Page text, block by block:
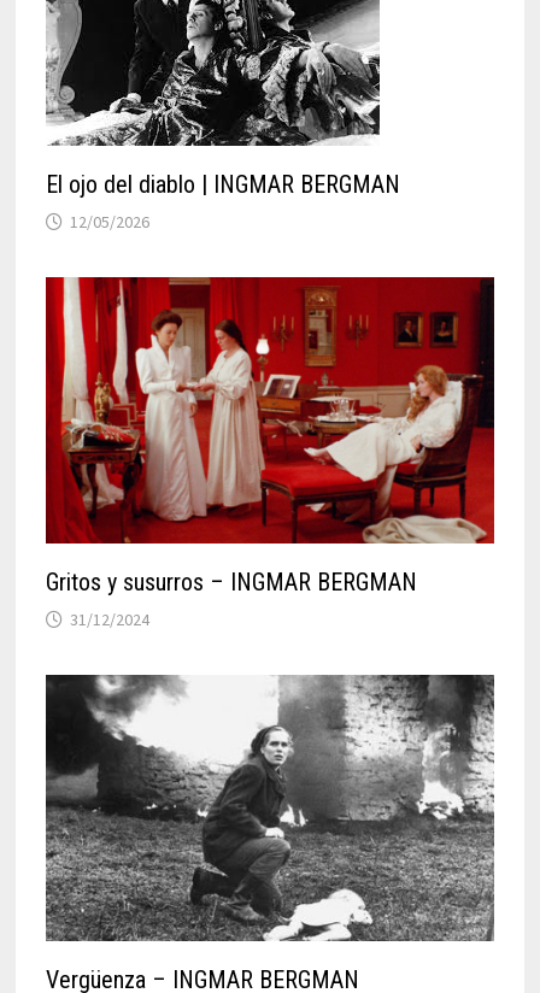
El ojo del diablo | INGMAR BERGMAN
12/05/2026
Gritos y susurros – INGMAR BERGMAN
31/12/2024
Vergüenza – INGMAR BERGMAN